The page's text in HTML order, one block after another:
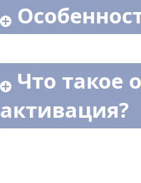
Что такое
активация?